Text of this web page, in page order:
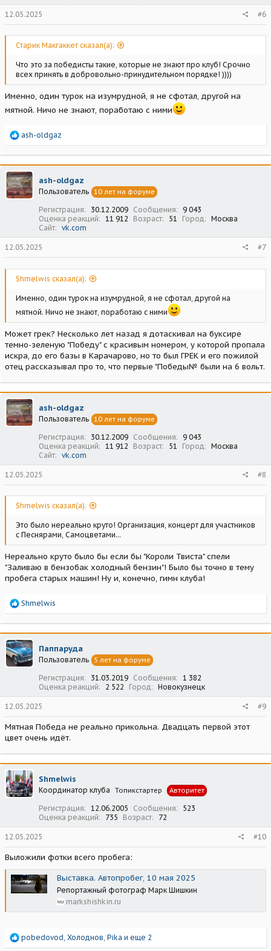
12.05.2025 #6
Старик Макгаккет сказал(а):
Что это за победисты такие, которые не знают про клуб! Срочно
всех принять в добровольно-принудительном порядке! ))))
Именно, один турок на изумрудной, я не сфотал, другой на
мятной. Ничо не знают, поработаю с ними
Р
а
к
ц
и
и
ash-oldgaz
ash-oldgaz
Пользователь 10 лет на форуме
Регистрация 30.12.2009 Сообщения
9 043
Оценка реакций
11 912 Возраст 51 Город
Москва
Сайт
vk.com
12.05.2025 #7
Shmelwis сказал(а):
Именно, один турок на изумрудной, я не сфотал, другой на
мятной. Ничо не знают, поработаю с ними
Может грек? Несколько лет назад я дотаскивал на буксире
темно-зеленую "Победу" с красивым номером, у которой пропала
искра, до его базы в Карачарово, но то был ГРЕК и его пожилой
отец рассказывал про то, что первые "Победы№ были на 6 вольт.
ash-oldgaz
Пользователь 10 лет на форуме
Регистрация 30.12.2009 Сообщения
9 043
Оценка реакций
11 912 Возраст 51 Город
Москва
Сайт
vk.com
12.05.2025 #8
Shmelwis сказал(а):
Это было нереально круто! Организация, концерт для участников
с Песнярами, Самоцветами...
Нереально круто было бы если бы "Короли Твиста" спели
"Заливаю в бензобак холодный бензин"! Было бы точно в тему
пробега старых машин! Ну и, конечно, гимн клуба!
Р
а
к
ц
и
и
Shmelwis
Паппаруда
Пользователь 5 лет на форуме
Регистрация 31.03.2019 Сообщения
1 382
Оценка реакций
2 522 Город Новокузнецк
12.05.2025 #9
Мятная Победа не реально прикольна. Двадцать первой этот
цвет очень идёт.
Shmelwis
Координатор клуба Топикстартер Авторитет
Регистрация 12.06.2005 Сообщения
523
Оценка реакций
735 Возраст 72
12.05.2025 #10
Выложили фотки всего пробега:
Выставка. Автопробег, 10 мая 2025
Репортажный фотограф Марк Шишкин
markshishkin.ru
Р
pobedovod, Холоднов, Pika и еще 2